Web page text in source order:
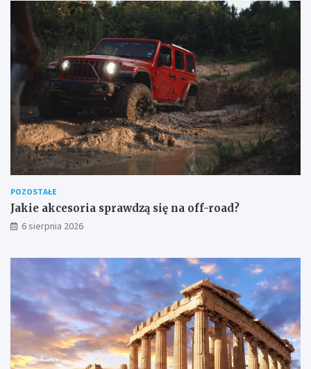
POZOSTAŁE
Jakie akcesoria sprawdzą się na off-road?
6 sierpnia 2026